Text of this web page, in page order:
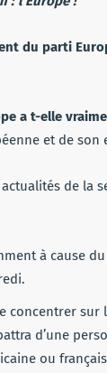
du parti
a t-elle
et de son
de la
à cause
concentrer
d’une
ou